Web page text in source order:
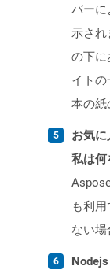
バーに
示され
の下に
イトの
本の紙
お気に
私は何
も利
ない場